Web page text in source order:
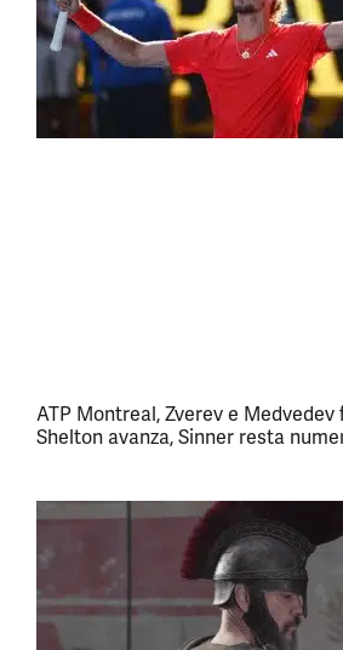
ATP Montreal, Zverev e
Shelton avanza, Sinner resta